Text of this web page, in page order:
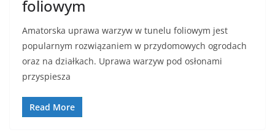
foliowym
Amatorska uprawa warzyw w tunelu foliowym jest
popularnym rozwiązaniem w przydomowych ogrodach
oraz na działkach. Uprawa warzyw pod osłonami
przyspiesza
Read More